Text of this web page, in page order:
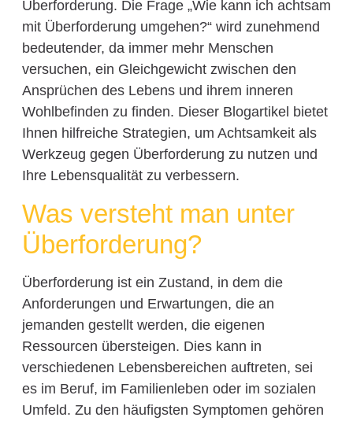
Überforderung. Die Frage „Wie kann ich achtsam
mit Überforderung umgehen?“ wird zunehmend
bedeutender, da immer mehr Menschen
versuchen, ein Gleichgewicht zwischen den
Ansprüchen des Lebens und ihrem inneren
Wohlbefinden zu finden. Dieser Blogartikel bietet
Ihnen hilfreiche Strategien, um Achtsamkeit als
Werkzeug gegen Überforderung zu nutzen und
Ihre Lebensqualität zu verbessern.
Was versteht man unter
Überforderung?
Überforderung ist ein Zustand, in dem die
Anforderungen und Erwartungen, die an
jemanden gestellt werden, die eigenen
Ressourcen übersteigen. Dies kann in
verschiedenen Lebensbereichen auftreten, sei
es im Beruf, im Familienleben oder im sozialen
Umfeld. Zu den häufigsten Symptomen gehören